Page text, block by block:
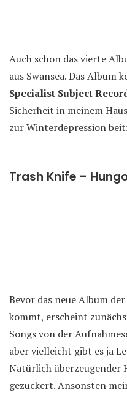
Auch schon das vierte
aus Swansea. Das Album
Specialist Subject
Sicherheit in meinem
zur Winterdepression
Trash Knife –
Bevor das neue Album
kommt, erscheint
Songs von der
aber vielleicht gibt es ja
Natürlich überzeugender
gezuckert. Ansonsten